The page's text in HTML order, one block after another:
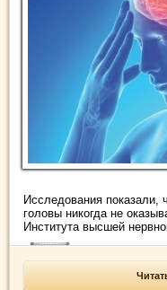
Исследования показали,
головы никогда не
Института высшей